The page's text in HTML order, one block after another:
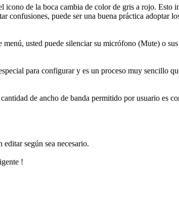
de la boca cambia de color de gris a rojo. Esto
confusiones, puede ser una buena práctica adoptar
usted puede silenciar su micrófono (Mute) o
para configurar y es un proceso muy sencillo
de ancho de banda permitido por usuario es
según sea necesario.
!